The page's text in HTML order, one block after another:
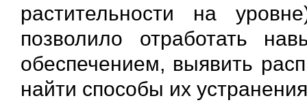
растительности на
позволило отработать
обеспечением, выявить
найти способы их